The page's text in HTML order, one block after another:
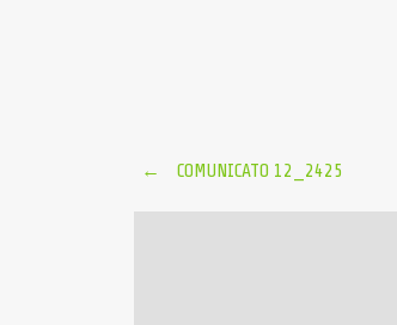
Post
← COMUNICATO 12_2425